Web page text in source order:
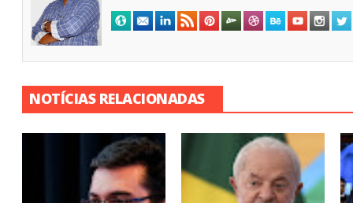
NOTÍCIAS RELACIONADAS